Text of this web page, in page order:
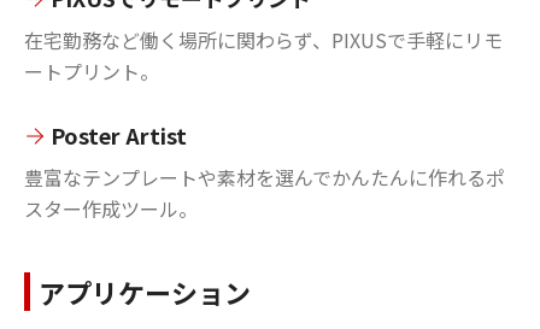
在宅勤務など働く場所に関わらず、PIXUSで手軽にリモ
ートプリント。
Poster Artist
豊富なテンプレートや素材を選んでかんたんに作れるポ
スター作成ツール。
アプリケーション